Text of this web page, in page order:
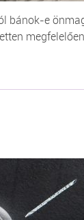
bánok-e